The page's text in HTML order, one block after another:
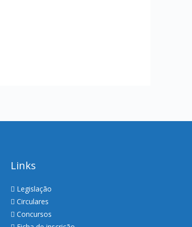
Links
Legislação
Circulares
Concursos